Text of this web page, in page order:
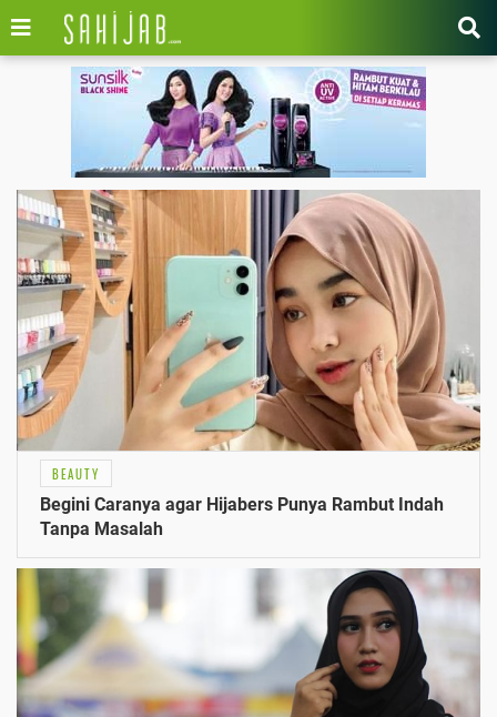
BEAUTY
Begini Caranya agar Hijabers Punya Rambut Indah
Tanpa Masalah